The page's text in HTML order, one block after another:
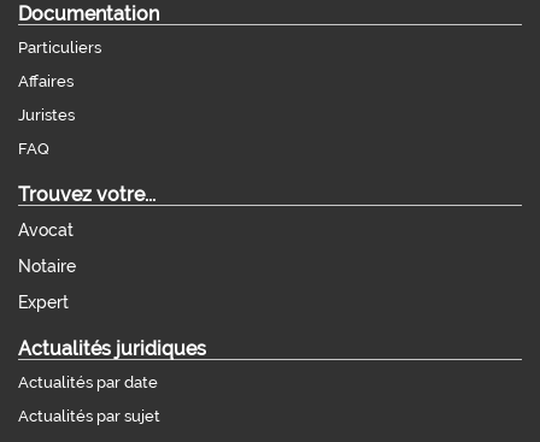
Documentation
Particuliers
Affaires
Juristes
FAQ
Trouvez votre...
Avocat
Notaire
Expert
Actualités juridiques
Actualités par date
Actualités par sujet